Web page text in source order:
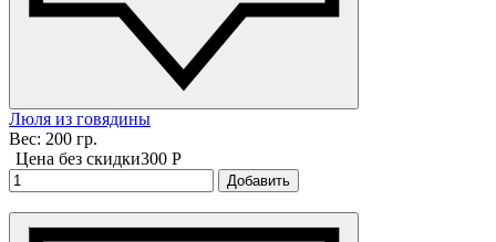
Люля из говядины
Вес: 200 гр.
Цена без скидки300 P
Добавить